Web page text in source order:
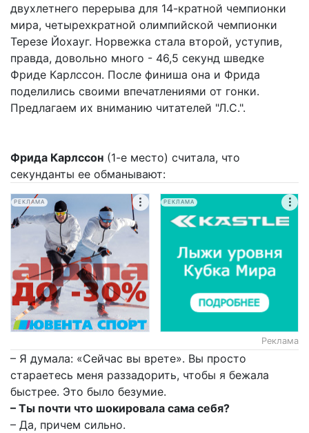
двухлетнего перерыва для 14-кратной чемпионки
мира, четырехкратной олимпийской чемпионки
Терезе Йохауг. Норвежка стала второй, уступив,
правда, довольно много - 46,5 секунд шведке
Фриде Карлссон. После финиша она и Фрида
поделились своими впечатлениями от гонки.
Предлагаем их вниманию читателей "Л.С.".
Фрида Карлссон (1-е место) считала, что
секунданты ее обманывают:
РЕКЛАМА РЕКЛАМА
Реклама
– Я думала: «Сейчас вы врете». Вы просто
стараетесь меня раззадорить, чтобы я бежала
быстрее. Это было безумие.
– Ты почти что шокировала сама себя?
– Да, причем сильно.